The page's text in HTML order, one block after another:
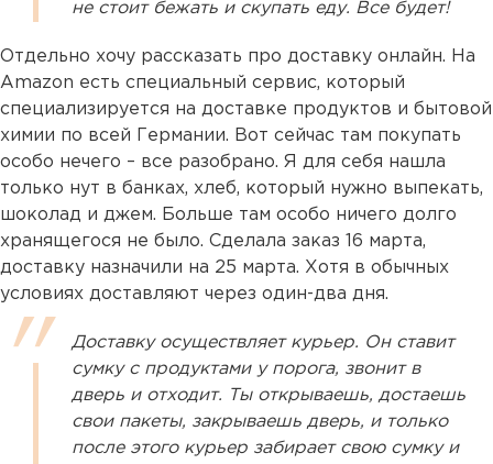
не стоит бежать и скупать еду. Все будет!
Отдельно хочу рассказать про доставку онлайн. На
Amazon есть специальный сервис, который
специализируется на доставке продуктов и бытовой
химии по всей Германии. Вот сейчас там покупать
особо нечего – все разобрано. Я для себя нашла
только нут в банках, хлеб, который нужно выпекать,
шоколад и джем. Больше там особо ничего долго
хранящегося не было. Сделала заказ 16 марта,
доставку назначили на 25 марта. Хотя в обычных
условиях доставляют через один-два дня.
Доставку осуществляет курьер. Он ставит
сумку с продуктами у порога, звонит в
дверь и отходит. Ты открываешь, достаешь
свои пакеты, закрываешь дверь, и только
после этого курьер забирает свою сумку и